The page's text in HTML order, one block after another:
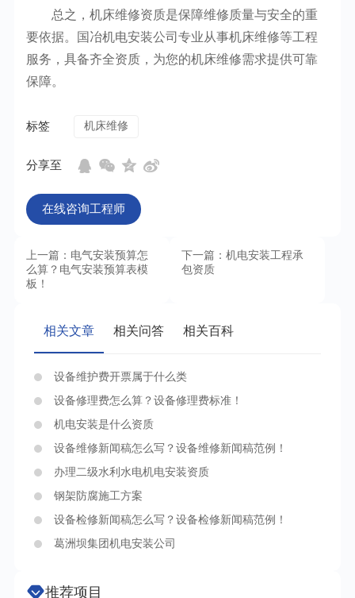
总之，机床维修资质是保障维修质量与安全的重
要依据。国冶机电安装公司专业从事机床维修等工程
服务，具备齐全资质，为您的机床维修需求提供可靠
保障。
标签 机床维修
分享至
在线咨询工程师
上一篇：电气安装预算怎
么算？电气安装预算表模
板！
下一篇：机电安装工程承
包资质
相关文章 相关问答 相关百科
设备维护费开票属于什么类
设备修理费怎么算？设备修理费标准！
机电安装是什么资质
设备维修新闻稿怎么写？设备维修新闻稿范例！
办理二级水利水电机电安装资质
钢架防腐施工方案
设备检修新闻稿怎么写？设备检修新闻稿范例！
葛洲坝集团机电安装公司
推荐项目